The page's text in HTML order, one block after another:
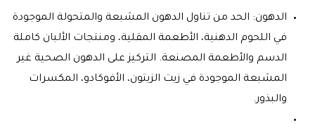
الدهون: الحد من تناول الدهون المشبعة والمتحولة الموجودة
في اللحوم الدهنية، الأطعمة المقلية، ومنتجات الألبان كاملة
الدسم والأطعمة المصنعة. التركيز على الدهون الصحية غير
المشبعة الموجودة في زيت الزيتون، الأفوكادو، المكسرات
والبذور.